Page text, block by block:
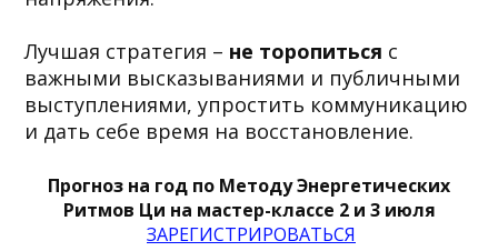
Лучшая стратегия – не торопиться с
важными высказываниями и публичными
выступлениями, упростить коммуникацию
и дать себе время на восстановление.
Прогноз на год по Методу Энергетических
Ритмов Ци на мастер-классе 2 и 3 июля
ЗАРЕГИСТРИРОВАТЬСЯ